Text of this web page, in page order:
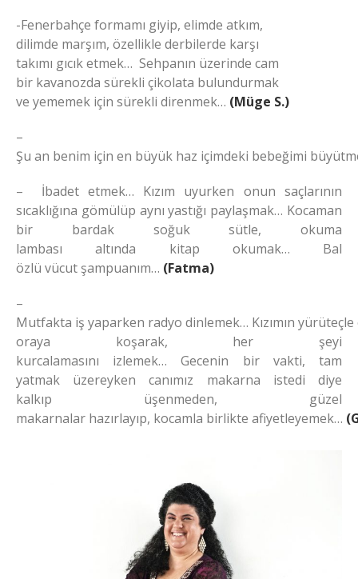
-Fenerbahçe formamı giyip, elimde atkım,
dilimde marşım, özellikle derbilerde karşı
takımı gıcık etmek… Sehpanın üzerinde cam
bir kavanozda sürekli çikolata bulundurmak
ve yememek için sürekli direnmek… (Müge S.)
–
Şu an benim için en büyük haz içimdeki bebeğimi
– İbadet etmek… Kızım uyurken onun saçlarının
sıcaklığına gömülüp aynı yastığı paylaşmak… Kocaman
bir bardak soğuk sütle, okuma
lambası altında kitap okumak… Bal
özlü vücut şampuanım… (Fatma)
–
Mutfakta iş yaparken radyo dinlemek… Kızımın
oraya koşarak, her şeyi
kurcalamasını izlemek… Gecenin bir vakti, tam
yatmak üzereyken canımız makarna istedi diye
kalkıp üşenmeden, güzel
makarnalar hazırlayıp, kocamla birlikte afiyetleyemek…